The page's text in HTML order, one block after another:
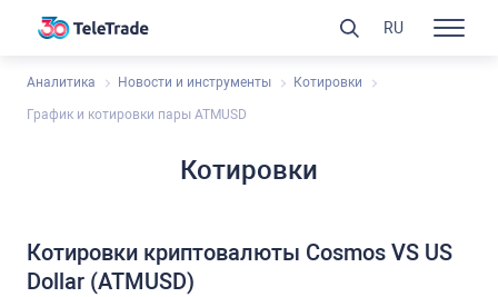
Аналитика Новости и инструменты Котировки
График и котировки пары ATMUSD
Котировки
Котировки криптовалюты Cosmos VS US
Dollar (ATMUSD)
RU